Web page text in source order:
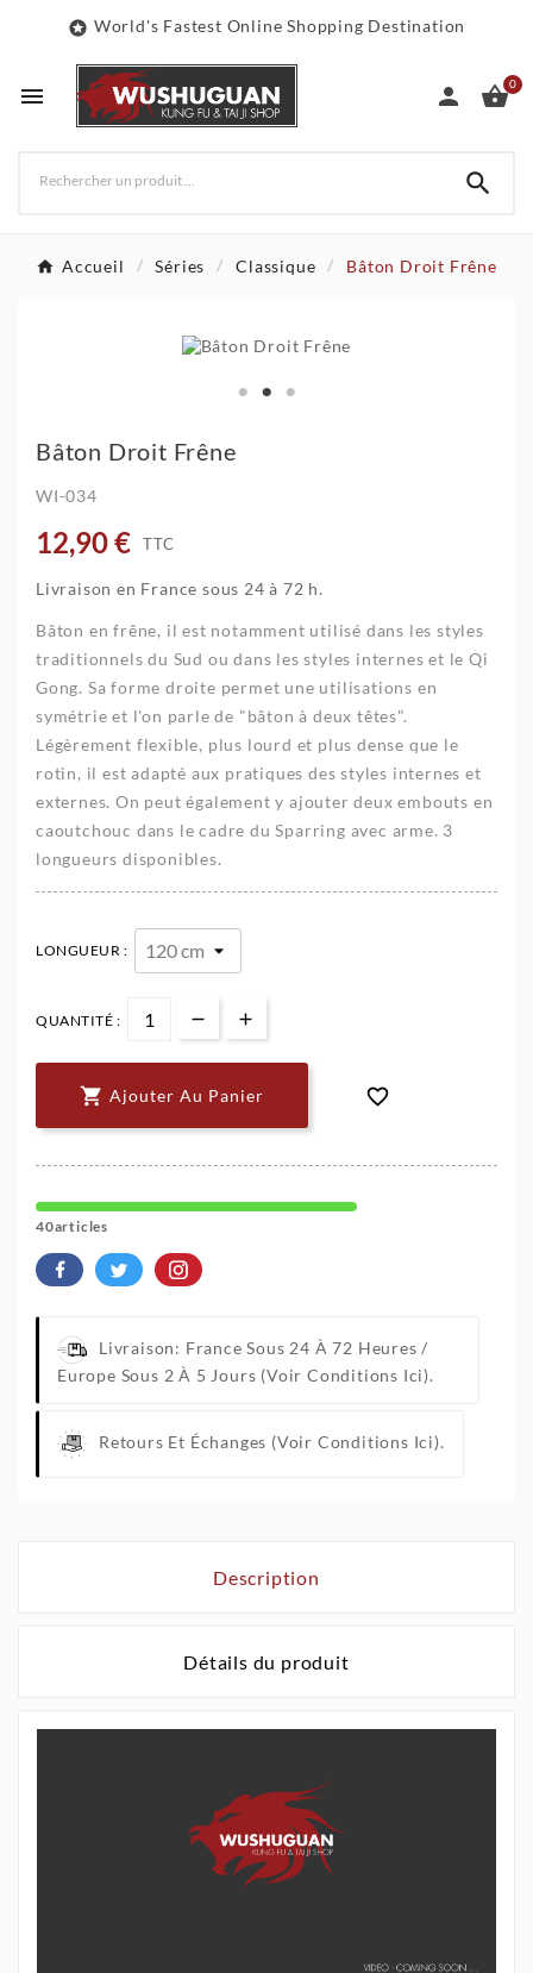
 World's Fastest Online Shopping Destination
  0

Accueil Séries Classique Bâton Droit Frêne
Bâton Droit Frêne
WI-034
12,90 € TTC
Livraison en France sous 24 à 72 h.
Bâton en frêne, il est notamment utilisé dans les styles
traditionnels du Sud ou dans les styles internes et le Qi
Gong. Sa forme droite permet une utilisations en
symétrie et l'on parle de "bâton à deux têtes".
Légèrement flexible, plus lourd et plus dense que le
rotin, il est adapté aux pratiques des styles internes et
externes. On peut également y ajouter deux embouts en
caoutchouc dans le cadre du Sparring avec arme. 3
longueurs disponibles.
LONGUEUR :
QUANTITÉ :
 Ajouter Au Panier 
40articles
Livraison: France Sous 24 À 72 Heures /
Europe Sous 2 À 5 Jours (Voir Conditions Ici).
Retours Et Échanges (Voir Conditions Ici).
Description
Détails du produit